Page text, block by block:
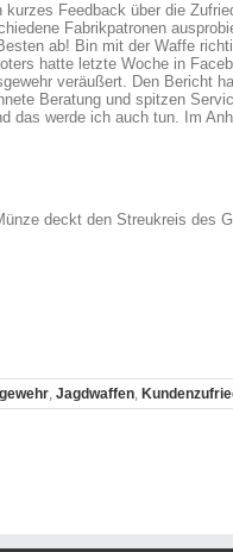
Feedback über die
Fabrikpatronen
ab! Bin mit der Waffe
hatte letzte Woche in
veräußert. Den Bericht
Beratung und spitzen
das werde ich auch tun. Im
deckt den Streukreis des
, Jagdwaffen,